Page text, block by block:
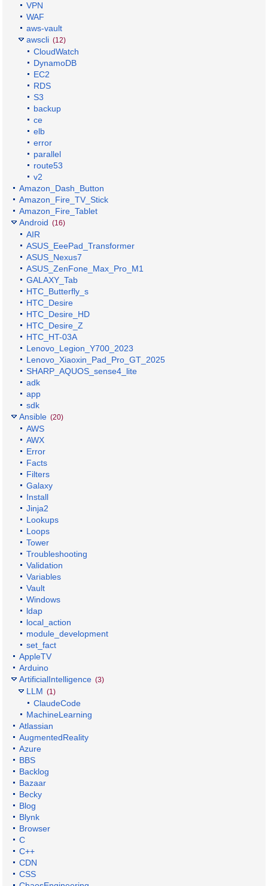
VPN
WAF
aws-vault
awscli (12)
CloudWatch
DynamoDB
EC2
RDS
S3
backup
ce
elb
error
parallel
route53
v2
Amazon_Dash_Button
Amazon_Fire_TV_Stick
Amazon_Fire_Tablet
Android (16)
AIR
ASUS_EeePad_Transformer
ASUS_Nexus7
ASUS_ZenFone_Max_Pro_M1
GALAXY_Tab
HTC_Butterfly_s
HTC_Desire
HTC_Desire_HD
HTC_Desire_Z
HTC_HT-03A
Lenovo_Legion_Y700_2023
Lenovo_Xiaoxin_Pad_Pro_GT_2025
SHARP_AQUOS_sense4_lite
adk
app
sdk
Ansible (20)
AWS
AWX
Error
Facts
Filters
Galaxy
Install
Jinja2
Lookups
Loops
Tower
Troubleshooting
Validation
Variables
Vault
Windows
ldap
local_action
module_development
set_fact
AppleTV
Arduino
ArtificialIntelligence (3)
LLM (1)
ClaudeCode
MachineLearning
Atlassian
AugmentedReality
Azure
BBS
Backlog
Bazaar
Becky
Blog
Blynk
Browser
C
C++
CDN
CSS